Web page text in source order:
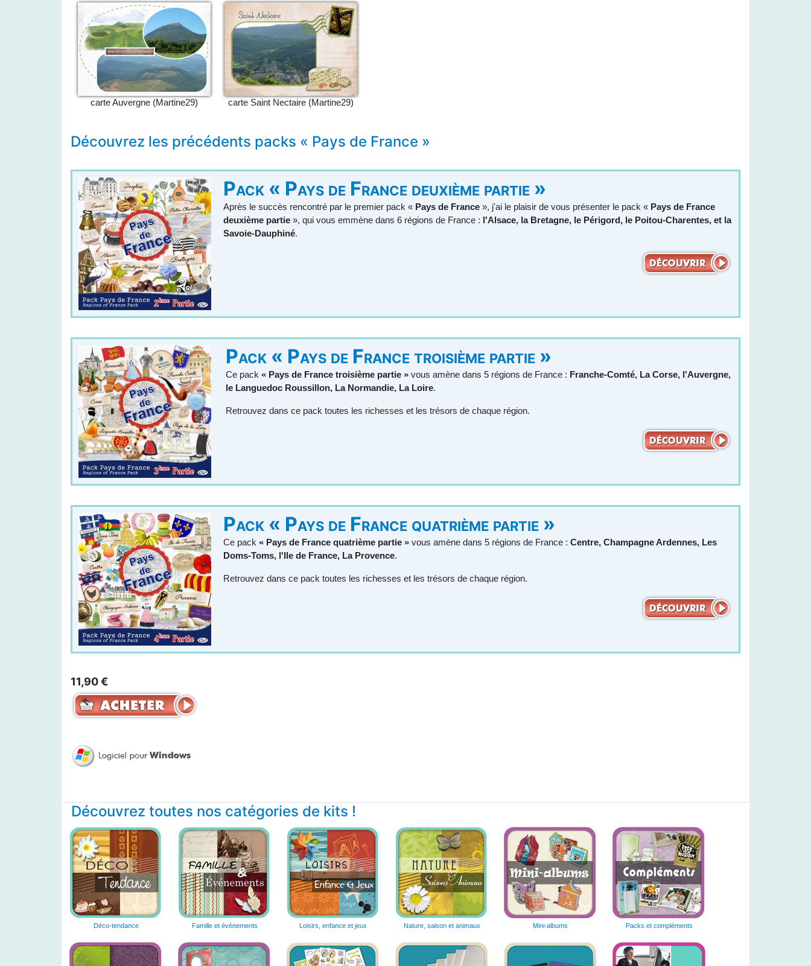
carte Auvergne (Martine29) carte Saint Nectaire (Martine29)
Découvrez les précédents packs « Pays de France »
Pack « Pays de France deuxième partie »
Après le succès rencontré par le premier pack « Pays de France », j'ai le plaisir de vous présenter le pack « Pays de France
deuxième partie », qui vous emmène dans 6 régions de France : l'Alsace, la Bretagne, le Périgord, le Poitou-Charentes, et la
Savoie-Dauphiné.
Pack « Pays de France troisième partie »
Ce pack « Pays de France troisième partie » vous amène dans 5 régions de France : Franche-Comté, La Corse, l'Auvergne,
le Languedoc Roussillon, La Normandie, La Loire.
Retrouvez dans ce pack toutes les richesses et les trésors de chaque région.
Pack « Pays de France quatrième partie »
Ce pack « Pays de France quatrième partie » vous amène dans 5 régions de France : Centre, Champagne Ardennes, Les
Doms-Toms, l'Ile de France, La Provence.
Retrouvez dans ce pack toutes les richesses et les trésors de chaque région.
11,90 €
Découvrez toutes nos catégories de kits !
Déco-tendance Famille et événements Loisirs, enfance et jeux Nature, saison et animaux Mini-albums Packs et compléments